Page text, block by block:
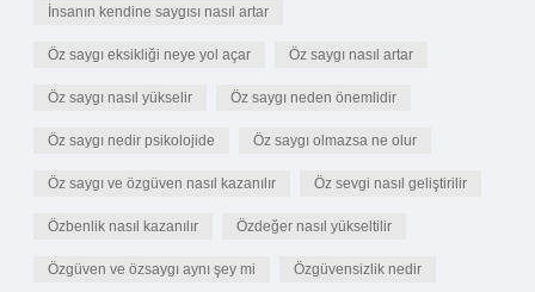
İnsanın kendine saygısı nasıl artar
Öz saygı eksikliği neye yol açar Öz saygı nasıl artar
Öz saygı nasıl yükselir Öz saygı neden önemlidir
Öz saygı nedir psikolojide Öz saygı olmazsa ne olur
Öz saygı ve özgüven nasıl kazanılır Öz sevgi nasıl geliştirilir
Özbenlik nasıl kazanılır Özdeğer nasıl yükseltilir
Özgüven ve özsaygı aynı şey mi Özgüvensizlik nedir